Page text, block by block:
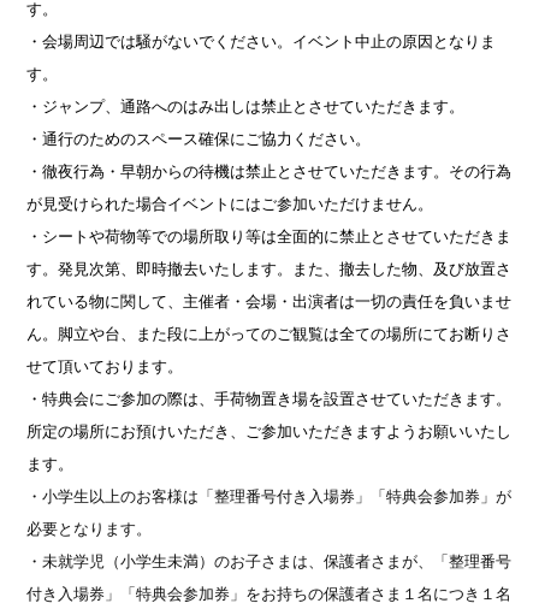
す。
・会場周辺では騒がないでください。イベント中止の原因となりま
す。
・ジャンプ、通路へのはみ出しは禁止とさせていただきます。
・通行のためのスペース確保にご協力ください。
・徹夜行為・早朝からの待機は禁止とさせていただきます。その行為
が見受けられた場合イベントにはご参加いただけません。
・シートや荷物等での場所取り等は全面的に禁止とさせていただきま
す。発見次第、即時撤去いたします。また、撤去した物、及び放置さ
れている物に関して、主催者・会場・出演者は一切の責任を負いませ
ん。脚立や台、また段に上がってのご観覧は全ての場所にてお断りさ
せて頂いております。
・特典会にご参加の際は、手荷物置き場を設置させていただきます。
所定の場所にお預けいただき、ご参加いただきますようお願いいたし
ます。
・小学生以上のお客様は「整理番号付き入場券」「特典会参加券」が
必要となります。
・未就学児（小学生未満）のお子さまは、保護者さまが、「整理番号
付き入場券」「特典会参加券」をお持ちの保護者さま１名につき１名